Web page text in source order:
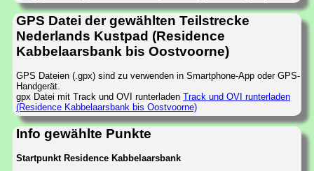
GPS Datei der gewählten Teilstrecke
Nederlands Kustpad (Residence
Kabbelaarsbank bis Oostvoorne)
GPS Dateien (.gpx) sind zu verwenden in Smartphone-App oder GPS-
Handgerät.
gpx Datei mit Track und OVI runterladen Track und OVI runterladen
(Residence Kabbelaarsbank bis Oostvoorne)
Info gewählte Punkte
Startpunkt Residence Kabbelaarsbank